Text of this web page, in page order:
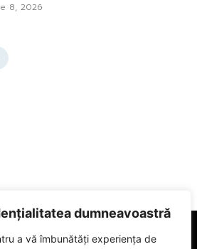
dumneavoastră
a vă îmbunătăți experiența de
8, 2026